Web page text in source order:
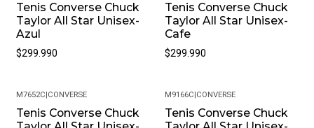
Tenis Converse Chuck
Taylor All Star Unisex-
Azul
$299.990
Tenis Converse Chuck
Taylor All Star Unisex-
Cafe
$299.990
M7652C CONVERSE
Tenis Converse Chuck
M9166C CONVERSE
Tenis Converse Chuck